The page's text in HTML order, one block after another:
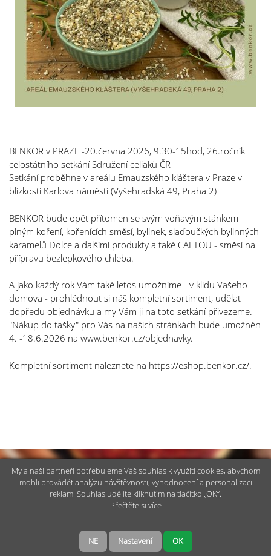
BENKOR v PRAZE -20.června 2026, 9.30-15hod, 26.ročník
celostátního setkáníSdružení celiaků ČR
Setkání proběhne v areálu Emauzského kláštera v Praze v
blízkosti Karlova náměstí (Vyšehradská 49, Praha 2)
BENKOR bude opět přítomen se svým voňavým stánkem
plným koření, kořenících směsí, bylinek, slaďoučkých bylinných
karamelů Dolce a dalšími produkty a také CALTOU - směsí na
přípravu bezlepkového chleba.
A jako každý rok Vám také letos umožníme - v klidu Vašeho
domova - prohlédnout si náš kompletní sortiment, udělat
dopředu objednávku a my Vám ji na toto setkání přivezeme.
"Nákup do tašky" pro Vás na našich stránkách bude umožněn
4. -18.6.2026 na www.benkor.cz/objednavky.
Kompletní sortiment naleznete na https://eshop.benkor.cz/.
Kontaktujte nás
My a naši partneři potřebujeme Váš souhlas k využití cookies, abychom
mohli provádět analýzu návštěvnosti, vyhodnocení a personalizaci
reklam. Souhlas udělíte kliknutím na tlačítko „OK“.
Přečtěte si více
NE Nastavení OK